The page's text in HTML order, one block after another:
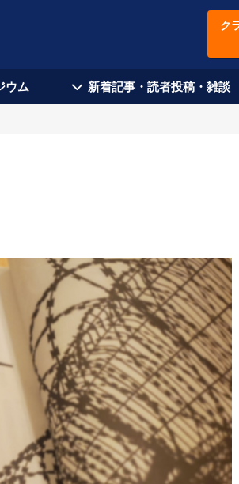
ク
ウム 新着記事・読者投稿・雑談